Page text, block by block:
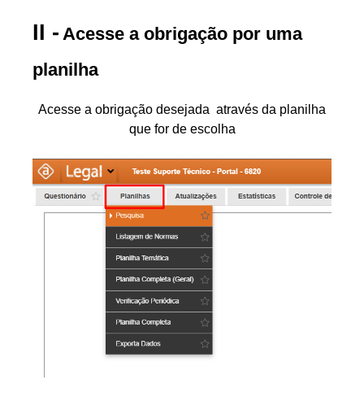
Acesse a obrigação por uma
planilha
Acesse a obrigação desejada através da planilha
que for de escolha